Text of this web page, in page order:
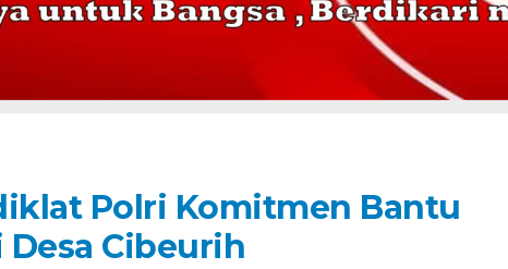
Polri Komitmen Bantu
Cibeurih